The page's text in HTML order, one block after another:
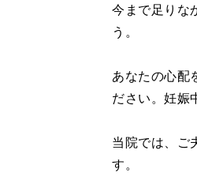
今まで足りな
う。
あなたの心配
ださい。妊娠
当院では、ご
す。